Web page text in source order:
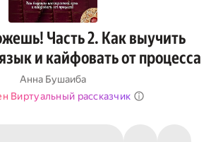
Часть 2. Как выучить
и кайфовать от процесса
Анна Бушаиба
Виртуальный рассказчик